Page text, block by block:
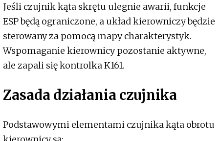
Jeśli czujnik kąta skrętu ulegnie awarii, funkcje
ESP będą ograniczone, a układ kierowniczy będzie
sterowany za pomocą mapy charakterystyk.
Wspomaganie kierownicy pozostanie aktywne,
ale zapali się kontrolka K161.
Zasada działania czujnika
Podstawowymi elementami czujnika kąta obrotu